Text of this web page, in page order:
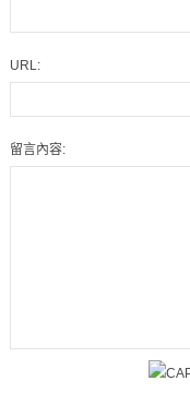
URL:
留言內容: